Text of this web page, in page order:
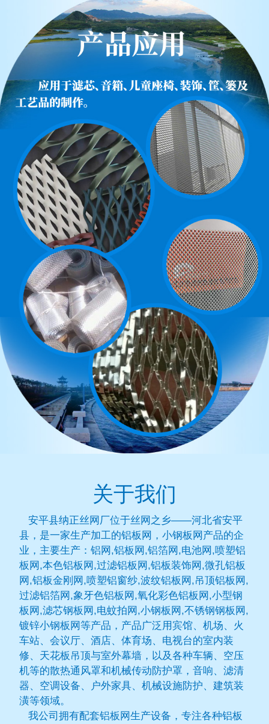
关于我们
安平县纳正丝网厂位于丝网之乡——河北省安平
县，是一家生产加工的铝板网，小钢板网产品的企
业，主要生产：铝网,铝板网,铝箔网,电池网,喷塑铝
板网,本色铝板网,过滤铝板网,铝板装饰网,微孔铝板
网,铝板金刚网,喷塑铝窗纱,波纹铝板网,吊顶铝板网,
过滤铝箔网,象牙色铝板网,氧化彩色铝板网,小型钢
板网,滤芯钢板网,电蚊拍网,小钢板网,不锈钢钢板网,
镀锌小钢板网等产品，产品广泛用宾馆、机场、火
车站、会议厅、酒店、体育场、电视台的室内装
修、天花板吊顶与室外幕墙，以及各种车辆、空压
机等的散热通风罩和机械传动防护罩，音响、滤清
器、空调设备、户外家具、机械设施防护、建筑装
潢等领域。
我公司拥有配套铝板网生产设备，专注各种铝板